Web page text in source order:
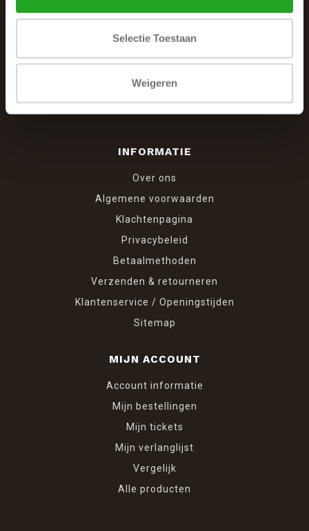
Selectie Toestaan
Weigeren
INFORMATIE
Over ons
Algemene voorwaarden
Klachtenpagina
Privacybeleid
Betaalmethoden
Verzenden & retourneren
Klantenservice / Openingstijden
Sitemap
MIJN ACCOUNT
Account informatie
Mijn bestellingen
Mijn tickets
Mijn verlanglijst
Vergelijk
Alle producten